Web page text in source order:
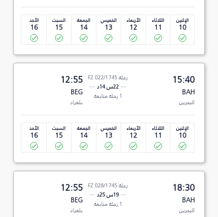
الإثنين
10
الثلاثاء
11
الأربعاء
12
الخميس
13
الجمعة
14
السبت
15
الأحد
16
15:40
BAH
البحرين
رحلة FZ 022/1745
22س 14د
1 رحلة متابعة
12:55
BEG
بلغراد
الإثنين
10
الثلاثاء
11
الأربعاء
12
الخميس
13
الجمعة
14
السبت
15
الأحد
16
18:30
BAH
البحرين
رحلة FZ 028/1745
19س 25د
1 رحلة متابعة
12:55
BEG
بلغراد